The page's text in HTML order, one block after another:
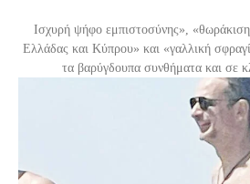
Ισχυρή ψήφο εμπιστοσύνης»,
Ελλάδας και Κύπρου» και «γαλλική
τα βαρύγδουπα συνθήματα και σε